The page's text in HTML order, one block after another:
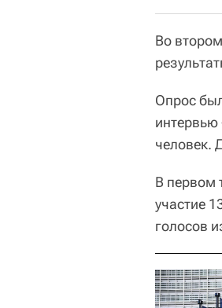
Во
Опрос
интервью
человек.
В первом
участие
голосов